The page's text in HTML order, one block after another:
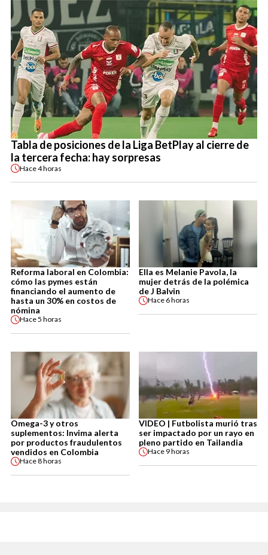
Tabla de posiciones de la Liga BetPlay al cierre de
la tercera fecha: hay sorpresas
Hace4 horas
Reforma laboral en Colombia:
cómo las pymes están
financiando el aumento de
hasta un 30% en costos de
nómina
Hace5 horas
Ella es Melanie Pavola, la
mujer detrás de la polémica
de J Balvin
Hace 6 horas
Omega-3 y otros
suplementos: Invima alerta
por productos fraudulentos
vendidos en Colombia
Hace8 horas
VIDEO | Futbolista murió tras
ser impactado por un rayo en
pleno partido en Tailandia
Hace 9 horas